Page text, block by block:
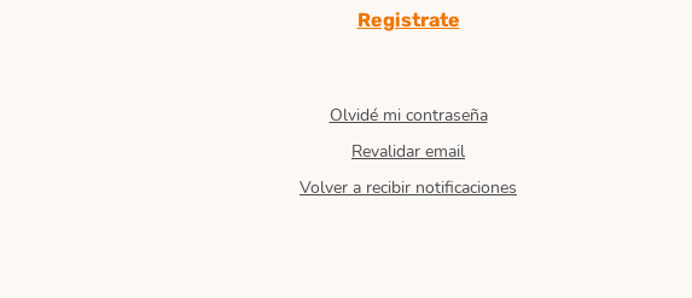
Registrate
Olvidé mi contraseña
Revalidar email
Volver a recibir notificaciones